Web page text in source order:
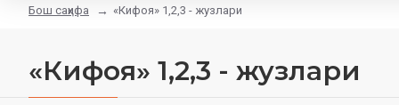
Бош саҳифа «Кифоя» 1,2,3 - жузлари
«Кифоя» 1,2,3 - жузлари